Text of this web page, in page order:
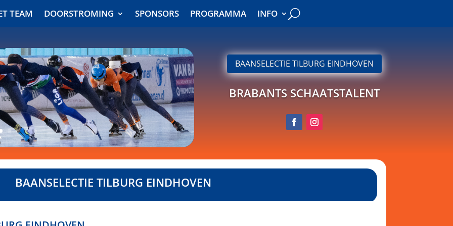
TEAM DOORSTROMING SPONSORS PROGRAMMA INFO
TEAM DOORSTROMING SPONSORS PROGRAMMA INFO
BAANSELECTIE TILBURG EINDHOVEN
BRABANTS SCHAATSTALENT
BAANSELECTIE TILBURG EINDHOVEN